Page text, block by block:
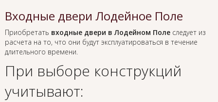
Входные двери Лодейное Поле
Приобретать входные двери в Лодейном Поле следует из
расчета на то, что они будут эксплуатироваться в течение
длительного времени.
При выборе конструкций
учитывают: